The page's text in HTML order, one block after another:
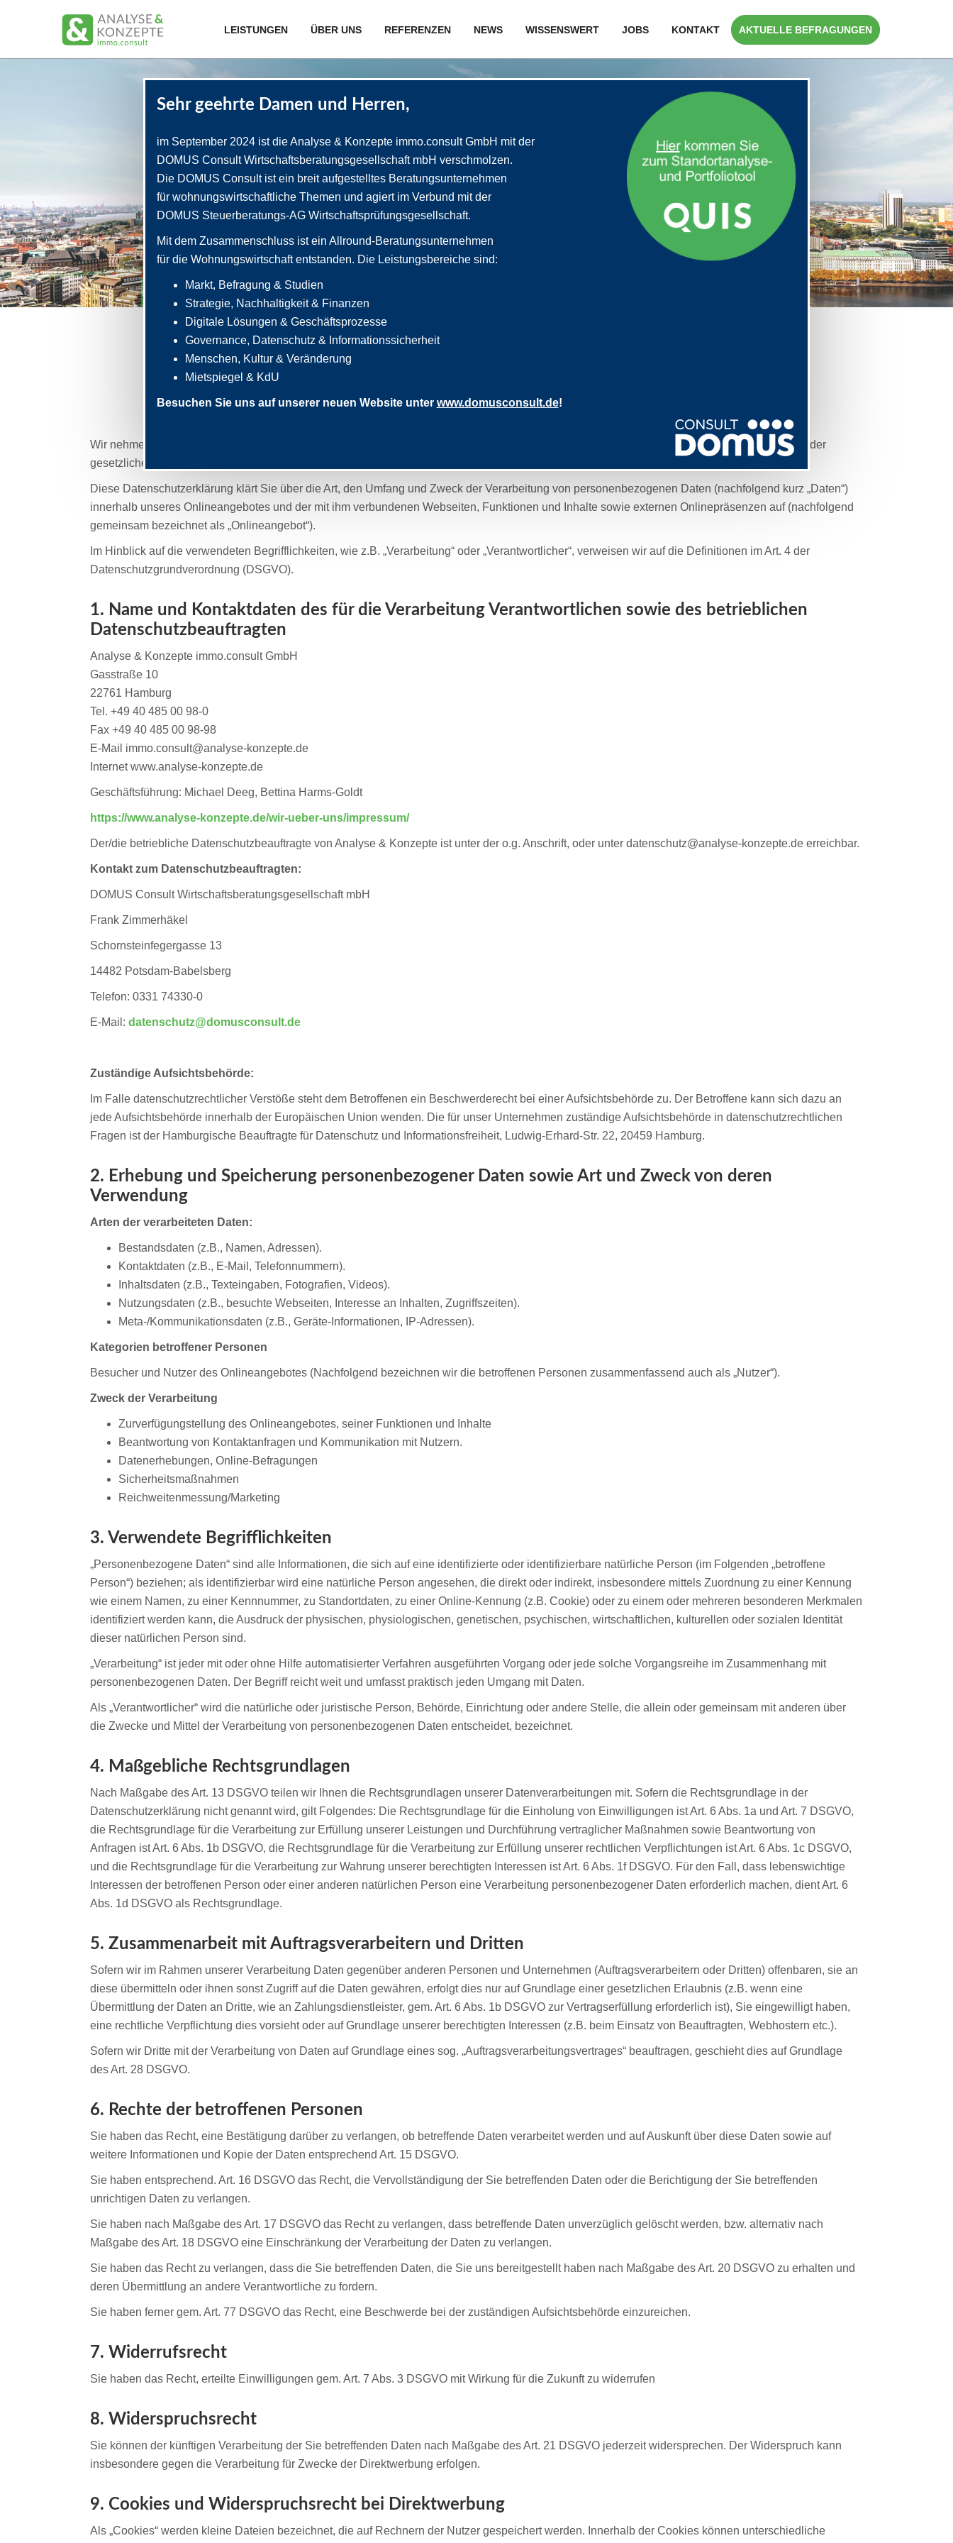
LEISTUNGEN ÜBER UNS REFERENZEN NEWS WISSENSWERT JOBS KONTAKT AKTUELLE BEFRAGUNGEN
Sehr geehrte Damen und Herren,
im September 2024 ist die Analyse & Konzepte immo.consult GmbH mit der
DOMUS Consult Wirtschaftsberatungsgesellschaft mbH verschmolzen.
Die DOMUS Consult ist ein breit aufgestelltes Beratungsunternehmen
für wohnungswirtschaftliche Themen und agiert im Verbund mit der
DOMUS Steuerberatungs-AG Wirtschaftsprüfungsgesellschaft.
Mit dem Zusammenschluss ist ein Allround-Beratungsunternehmen
für die Wohnungswirtschaft entstanden. Die Leistungsbereiche sind:
Markt, Befragung & Studien
Strategie, Nachhaltigkeit & Finanzen
Digitale Lösungen & Geschäftsprozesse
Governance, Datenschutz & Informationssicherheit
Menschen, Kultur & Veränderung
Mietspiegel & KdU
Besuchen Sie uns auf unserer neuen Website unter www.domusconsult.de!
Datenschutz
Wir nehmen den Schutz Ihrer persönlichen Daten sehr ernst. Wir behandeln Ihre personenbezogenen Daten stets vertraulich und entsprechend der
gesetzlichen Datenschutzvorschriften sowie dieser Datenschutzerklärung.
Diese Datenschutzerklärung klärt Sie über die Art, den Umfang und Zweck der Verarbeitung von personenbezogenen Daten (nachfolgend kurz „Daten“)
innerhalb unseres Onlineangebotes und der mit ihm verbundenen Webseiten, Funktionen und Inhalte sowie externen Onlinepräsenzen auf (nachfolgend
gemeinsam bezeichnet als „Onlineangebot“).
Im Hinblick auf die verwendeten Begrifflichkeiten, wie z.B. „Verarbeitung“ oder „Verantwortlicher“, verweisen wir auf die Definitionen im Art. 4 der
Datenschutzgrundverordnung (DSGVO).
1. Name und Kontaktdaten des für die Verarbeitung Verantwortlichen sowie des betrieblichen
Datenschutzbeauftragten
Analyse & Konzepte immo.consult GmbH
Gasstraße 10
22761 Hamburg
Tel. +49 40 485 00 98-0
Fax +49 40 485 00 98-98
E-Mail immo.consult@analyse-konzepte.de
Internet www.analyse-konzepte.de
Geschäftsführung: Michael Deeg, Bettina Harms-Goldt
https://www.analyse-konzepte.de/wir-ueber-uns/impressum/
Der/die betriebliche Datenschutzbeauftragte von Analyse & Konzepte ist unter der o.g. Anschrift, oder unter datenschutz@analyse-konzepte.de erreichbar.
Kontakt zum Datenschutzbeauftragten:
DOMUS Consult Wirtschaftsberatungsgesellschaft mbH
Frank Zimmerhäkel
Schornsteinfegergasse 13
14482 Potsdam-Babelsberg
Telefon: 0331 74330-0
E-Mail: datenschutz@domusconsult.de
Zuständige Aufsichtsbehörde:
Im Falle datenschutzrechtlicher Verstöße steht dem Betroffenen ein Beschwerderecht bei einer Aufsichtsbehörde zu. Der Betroffene kann sich dazu an
jede Aufsichtsbehörde innerhalb der Europäischen Union wenden. Die für unser Unternehmen zuständige Aufsichtsbehörde in datenschutzrechtlichen
Fragen ist der Hamburgische Beauftragte für Datenschutz und Informationsfreiheit, Ludwig-Erhard-Str. 22, 20459 Hamburg.
2. Erhebung und Speicherung personenbezogener Daten sowie Art und Zweck von deren
Verwendung
Arten der verarbeiteten Daten:
Bestandsdaten (z.B., Namen, Adressen).
Kontaktdaten (z.B., E-Mail, Telefonnummern).
Inhaltsdaten (z.B., Texteingaben, Fotografien, Videos).
Nutzungsdaten (z.B., besuchte Webseiten, Interesse an Inhalten, Zugriffszeiten).
Meta-/Kommunikationsdaten (z.B., Geräte-Informationen, IP-Adressen).
Kategorien betroffener Personen
Besucher und Nutzer des Onlineangebotes (Nachfolgend bezeichnen wir die betroffenen Personen zusammenfassend auch als „Nutzer“).
Zweck der Verarbeitung
Zurverfügungstellung des Onlineangebotes, seiner Funktionen und Inhalte
Beantwortung von Kontaktanfragen und Kommunikation mit Nutzern.
Datenerhebungen, Online-Befragungen
Sicherheitsmaßnahmen
Reichweitenmessung/Marketing
3. Verwendete Begrifflichkeiten
„Personenbezogene Daten“ sind alle Informationen, die sich auf eine identifizierte oder identifizierbare natürliche Person (im Folgenden „betroffene
Person“) beziehen; als identifizierbar wird eine natürliche Person angesehen, die direkt oder indirekt, insbesondere mittels Zuordnung zu einer Kennung
wie einem Namen, zu einer Kennnummer, zu Standortdaten, zu einer Online-Kennung (z.B. Cookie) oder zu einem oder mehreren besonderen Merkmalen
identifiziert werden kann, die Ausdruck der physischen, physiologischen, genetischen, psychischen, wirtschaftlichen, kulturellen oder sozialen Identität
dieser natürlichen Person sind.
„Verarbeitung“ ist jeder mit oder ohne Hilfe automatisierter Verfahren ausgeführten Vorgang oder jede solche Vorgangsreihe im Zusammenhang mit
personenbezogenen Daten. Der Begriff reicht weit und umfasst praktisch jeden Umgang mit Daten.
Als „Verantwortlicher“ wird die natürliche oder juristische Person, Behörde, Einrichtung oder andere Stelle, die allein oder gemeinsam mit anderen über
die Zwecke und Mittel der Verarbeitung von personenbezogenen Daten entscheidet, bezeichnet.
4. Maßgebliche Rechtsgrundlagen
Nach Maßgabe des Art. 13 DSGVO teilen wir Ihnen die Rechtsgrundlagen unserer Datenverarbeitungen mit. Sofern die Rechtsgrundlage in der
Datenschutzerklärung nicht genannt wird, gilt Folgendes: Die Rechtsgrundlage für die Einholung von Einwilligungen ist Art. 6 Abs. 1a und Art. 7 DSGVO,
die Rechtsgrundlage für die Verarbeitung zur Erfüllung unserer Leistungen und Durchführung vertraglicher Maßnahmen sowie Beantwortung von
Anfragen ist Art. 6 Abs. 1b DSGVO, die Rechtsgrundlage für die Verarbeitung zur Erfüllung unserer rechtlichen Verpflichtungen ist Art. 6 Abs. 1c DSGVO,
und die Rechtsgrundlage für die Verarbeitung zur Wahrung unserer berechtigten Interessen ist Art. 6 Abs. 1f DSGVO. Für den Fall, dass lebenswichtige
Interessen der betroffenen Person oder einer anderen natürlichen Person eine Verarbeitung personenbezogener Daten erforderlich machen, dient Art. 6
Abs. 1d DSGVO als Rechtsgrundlage.
5. Zusammenarbeit mit Auftragsverarbeitern und Dritten
Sofern wir im Rahmen unserer Verarbeitung Daten gegenüber anderen Personen und Unternehmen (Auftragsverarbeitern oder Dritten) offenbaren, sie an
diese übermitteln oder ihnen sonst Zugriff auf die Daten gewähren, erfolgt dies nur auf Grundlage einer gesetzlichen Erlaubnis (z.B. wenn eine
Übermittlung der Daten an Dritte, wie an Zahlungsdienstleister, gem. Art. 6 Abs. 1b DSGVO zur Vertragserfüllung erforderlich ist), Sie eingewilligt haben,
eine rechtliche Verpflichtung dies vorsieht oder auf Grundlage unserer berechtigten Interessen (z.B. beim Einsatz von Beauftragten, Webhostern etc.).
Sofern wir Dritte mit der Verarbeitung von Daten auf Grundlage eines sog. „Auftragsverarbeitungsvertrages“ beauftragen, geschieht dies auf Grundlage
des Art. 28 DSGVO.
6. Rechte der betroffenen Personen
Sie haben das Recht, eine Bestätigung darüber zu verlangen, ob betreffende Daten verarbeitet werden und auf Auskunft über diese Daten sowie auf
weitere Informationen und Kopie der Daten entsprechend Art. 15 DSGVO.
Sie haben entsprechend. Art. 16 DSGVO das Recht, die Vervollständigung der Sie betreffenden Daten oder die Berichtigung der Sie betreffenden
unrichtigen Daten zu verlangen.
Sie haben nach Maßgabe des Art. 17 DSGVO das Recht zu verlangen, dass betreffende Daten unverzüglich gelöscht werden, bzw. alternativ nach
Maßgabe des Art. 18 DSGVO eine Einschränkung der Verarbeitung der Daten zu verlangen.
Sie haben das Recht zu verlangen, dass die Sie betreffenden Daten, die Sie uns bereitgestellt haben nach Maßgabe des Art. 20 DSGVO zu erhalten und
deren Übermittlung an andere Verantwortliche zu fordern.
Sie haben ferner gem. Art. 77 DSGVO das Recht, eine Beschwerde bei der zuständigen Aufsichtsbehörde einzureichen.
7. Widerrufsrecht
Sie haben das Recht, erteilte Einwilligungen gem. Art. 7 Abs. 3 DSGVO mit Wirkung für die Zukunft zu widerrufen
8. Widerspruchsrecht
Sie können der künftigen Verarbeitung der Sie betreffenden Daten nach Maßgabe des Art. 21 DSGVO jederzeit widersprechen. Der Widerspruch kann
insbesondere gegen die Verarbeitung für Zwecke der Direktwerbung erfolgen.
9. Cookies und Widerspruchsrecht bei Direktwerbung
Als „Cookies“ werden kleine Dateien bezeichnet, die auf Rechnern der Nutzer gespeichert werden. Innerhalb der Cookies können unterschiedliche